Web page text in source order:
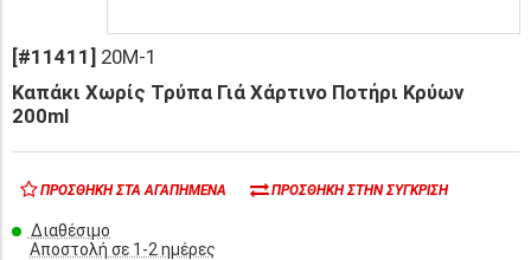
[#11411] 20M-1
Καπάκι Χωρίς Τρύπα Γιά Χάρτινο Ποτήρι Κρύων
200ml
ΠΡΟΣΘΉΚΗ ΣΤΑ ΑΓΑΠΗΜΈΝΑ ΠΡΟΣΘΉΚΗ ΣΤΗΝ ΣΎΓΚΡΙΣΗ
Διαθέσιμο
Αποστολή σε 1-2 ημέρες